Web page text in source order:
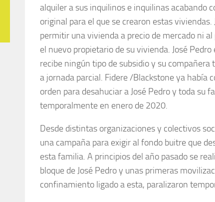
alquiler a sus inquilinos e inquilinas acabando
original para el que se crearon estas
permitir una vivienda a precio de mercado ni
el nuevo propietario de su vivienda. José
recibe ningún tipo de subsidio y su
a jornada parcial. Fidere /Blackstone ya había
orden para desahuciar a José Pedro y toda su
temporalmente en enero de 2020.
Desde distintas organizaciones y colectivos
una campaña para exigir al fondo buitre que
esta familia. A principios del año pasado se
bloque de José Pedro y unas primeras
confinamiento ligado a esta, paralizaron